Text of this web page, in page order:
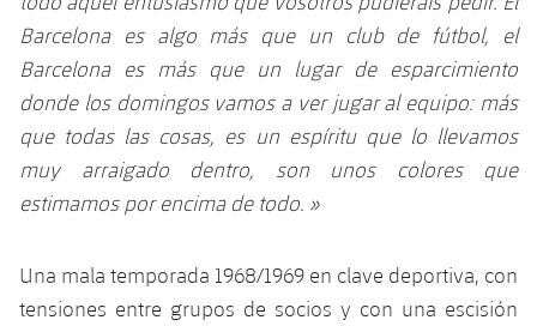
Barcelona es algo más que un club de fútbol, el
Barcelona es más que un lugar de esparcimiento
donde los domingos vamos a ver jugar al equipo: más
que todas las cosas, es un espíritu que lo llevamos
muy arraigado dentro, son unos colores que
estimamos por encima de todo. »
Una mala temporada 1968/1969 en clave deportiva, con
tensiones entre grupos de socios y con una escisión